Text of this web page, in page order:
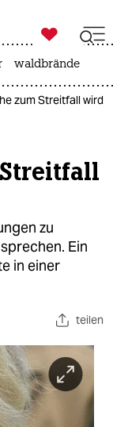

taz zahl ich
waldbrände
zum Streitfall wird
zu
Ein
in einer
teilen